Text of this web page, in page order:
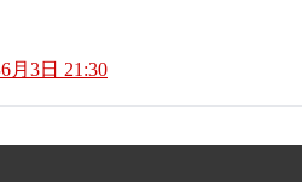
月3日 21:30